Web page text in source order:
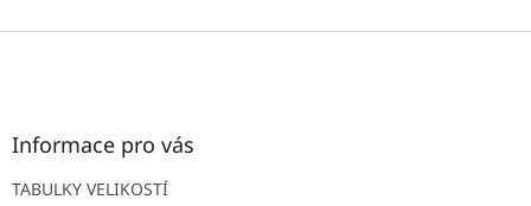
Z
Informace pro vás
TABULKY VELIKOSTÍ